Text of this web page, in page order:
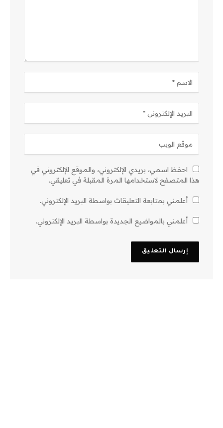
احفظ اسمي، بريدي الإلكتروني، والموقع الإلكتروني في
هذا المتصفح لاستخدامها المرة المقبلة في تعليقي.
أعلمني بمتابعة التعليقات بواسطة البريد الإلكتروني.
أعلمني بالمواضيع الجديدة بواسطة البريد الإلكتروني.